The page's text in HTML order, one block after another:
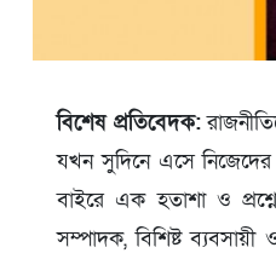
বিশেষ প্রতিবেদক:
যখন সুদিনে এসে
বাইরে এক হতাশা ও
সম্পাদক, বিশিষ্ট